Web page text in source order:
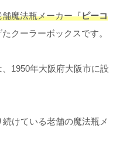
舗魔法瓶メーカー『ピーコ
クーラーボックスです。
、1950年大阪府大阪市に設
けている老舗の魔法瓶メ